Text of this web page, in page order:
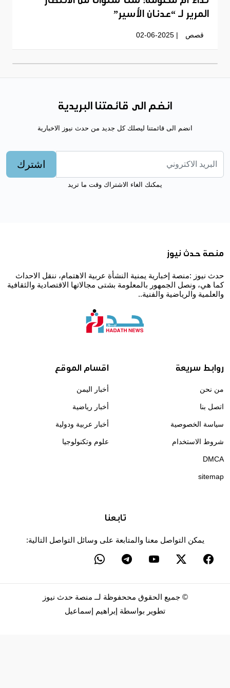
المرير لـ “عدنان الأسير”
قصص | 02-06-2025
انضم الى قائمتنا البريدية
انضم الى قائمتنا ليصلك كل جديد من حدث نيوز الاخبارية
اشترك
يمكنك الغاء الاشتراك وقت ما تريد
منصة حدث نيوز
حدث نيوز :منصة إخبارية يمنية النشأة عربية الاهتمام، ننقل الاحداث
كما هي، ونصل الجمهور بالمعلومة بشتى مجالاتها الاقتصادية والثقافية
والعلمية والرياضية والفنية..
روابط سريعة
من نحن
اتصل بنا
سياسة الخصوصية
شروط الاستخدام
DMCA
sitemap
اقسام الموقع
أخبار اليمن
أخبار رياضية
أخبار عربية ودولية
علوم وتكنولوجيا
تابعنا
يمكن التواصل معنا والمتابعة على وسائل التواصل التالية:
© جميع الحقوق مححفوظة لــ منصة حدث نيوز
تطوير بواسطة إبراهيم إسماعيل